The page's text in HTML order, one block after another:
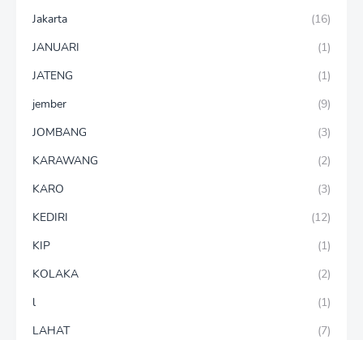
Jakarta
(16)
JANUARI
(1)
JATENG
(1)
jember
(9)
JOMBANG
(3)
KARAWANG
(2)
KARO
(3)
KEDIRI
(12)
KIP
(1)
KOLAKA
(2)
l
(1)
LAHAT
(7)